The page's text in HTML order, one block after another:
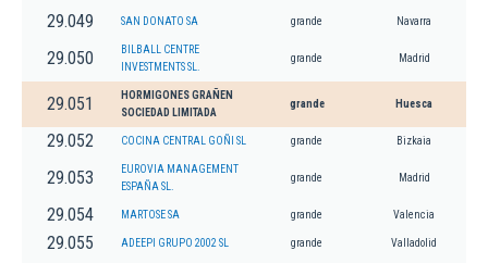
29.049 SAN DONATO SA grande Navarra
29.050
BILBALL CENTRE
INVESTMENTS SL.
grande Madrid
29.051
HORMIGONES GRAÑEN
SOCIEDAD LIMITADA
grande Huesca
29.052 COCINA CENTRAL GOÑI SL grande Bizkaia
29.053
EUROVIA MANAGEMENT
ESPAÑA SL.
grande Madrid
29.054 MARTOSE SA grande Valencia
29.055 ADEEPI GRUPO 2002 SL grande Valladolid